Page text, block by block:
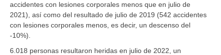
accidentes con lesiones corporales menos que en julio de
2021), así como del resultado de julio de 2019 (542 accidentes
con lesiones corporales menos, es decir, un descenso del
-10%).
6.018 personas resultaron heridas en julio de 2022, un